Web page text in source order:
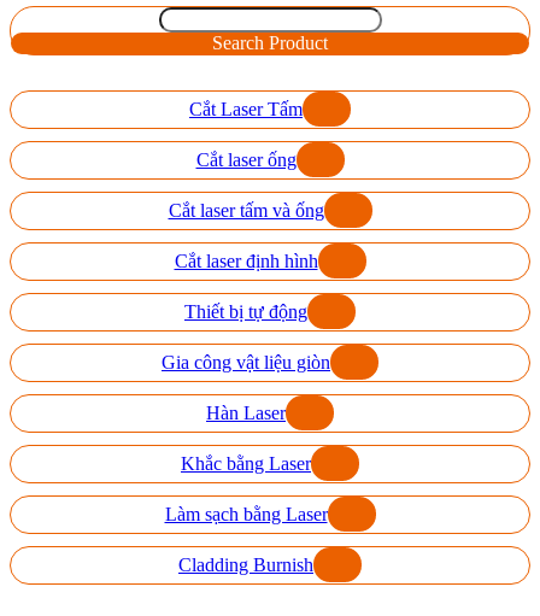
Search Product
Cắt Laser Tấm
Cắt laser ống
Cắt laser tấm và ống
Cắt laser định hình
Thiết bị tự động
Gia công vật liệu giòn
Hàn Laser
Khắc bằng Laser
Làm sạch bằng Laser
Cladding Burnish